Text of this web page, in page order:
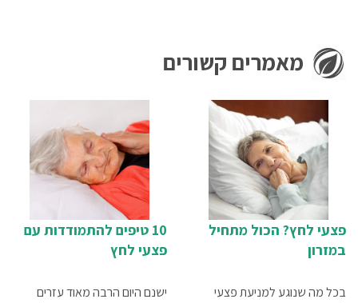
מאמרים קשורים
פצעי לחץ? הכול מתחיל
במזרון
בכל מה שנוגע למניעת פצעי
10 טיפים להתמודדות עם
פצעי לחץ
ישנם היום הרבה מאוד עזרים